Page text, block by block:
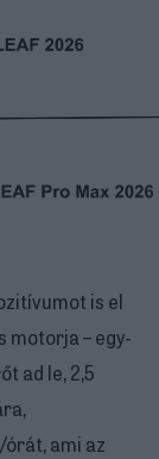
is el
motorja – egy-
ad le, 2,5
ami az